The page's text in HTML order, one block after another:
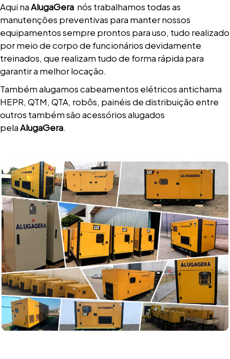
Aqui naAlugaGera nós trabalhamos todas as
manutenções preventivas para manter nossos
equipamentos sempre prontos para uso, tudo realizado
por meio de corpo de funcionários devidamente
treinados, que realizam tudo de forma rápida para
garantir a melhor locação.
Também alugamos cabeamentos elétricos antichama
HEPR, QTM, QTA, robôs, painéis de distribuição entre
outros também são acessórios alugados
pelaAlugaGera.